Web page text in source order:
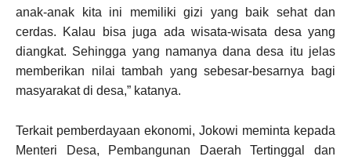
anak-anak kita ini memiliki gizi yang baik sehat dan
cerdas. Kalau bisa juga ada wisata-wisata desa yang
diangkat. Sehingga yang namanya dana desa itu jelas
memberikan nilai tambah yang sebesar-besarnya bagi
masyarakat di desa,” katanya.
Terkait pemberdayaan ekonomi, Jokowi meminta kepada
Menteri Desa, Pembangunan Daerah Tertinggal dan